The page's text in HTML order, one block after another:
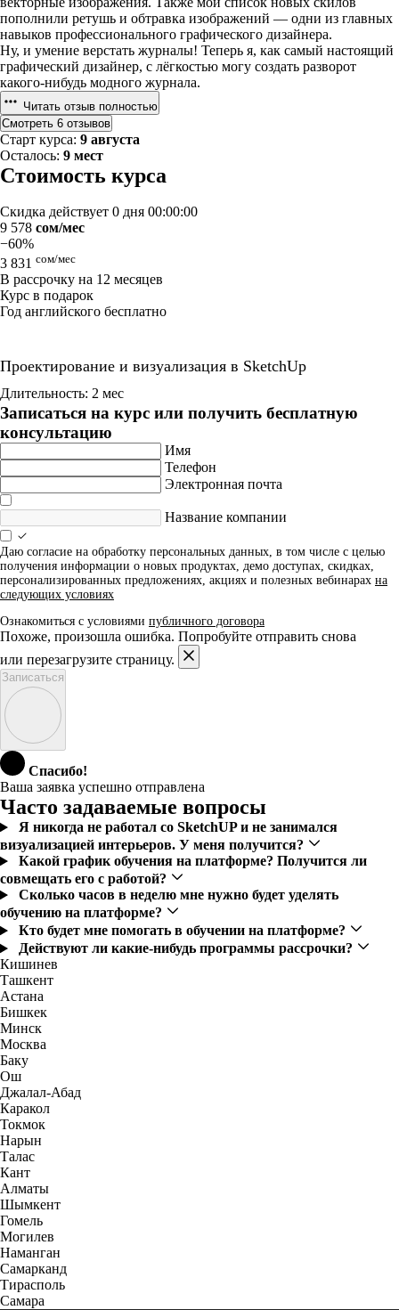
пополнили ретушь и обтравка изображений — одни из главных
навыков профессионального графического дизайнера.
Ну, и умение верстать журналы! Теперь я, как самый настоящий
графический дизайнер, с лёгкостью могу создать разворот
какого-нибудь модного журнала.
Читать отзыв полностью
Смотреть 6 отзывов
Старт курса: 9 августа
Осталось: 9 мест
Стоимость курса
Скидка действует 0 дня 00:00:00
9 578 сом/мес
−60%
3 831 сом/мес
В рассрочку на 12 месяцев
Курс в подарок
Год английского бесплатно
Проектирование и визуализация в SketchUp
Длительность: 2 мес
Записаться на курс или получить бесплатную
консультацию
Имя
Телефон
Электронная почта
Название компании
Даю согласие на обработку персональных данных, в том числе с целью
получения информации о новых продуктах, демо доступах, скидках,
персонализированных предложениях, акциях и полезных вебинарах на
следующих условиях
Ознакомиться с условиями публичного договора
Похоже, произошла ошибка. Попробуйте отправить снова
или перезагрузите страницу.
Записаться
Спасибо!
Ваша заявка успешно отправлена
Часто задаваемые вопросы
Я никогда не работал со SketchUP и не занимался
визуализацией интерьеров. У меня получится?
Какой график обучения на платформе? Получится ли
совмещать его с работой?
Сколько часов в неделю мне нужно будет уделять
обучению на платформе?
Кто будет мне помогать в обучении на платформе?
Действуют ли какие-нибудь программы рассрочки?
Кишинев
Ташкент
Астана
Бишкек
Минск
Москва
Баку
Ош
Джалал-Абад
Каракол
Токмок
Нарын
Талас
Кант
Алматы
Шымкент
Гомель
Могилев
Наманган
Самарканд
Тирасполь
Самара